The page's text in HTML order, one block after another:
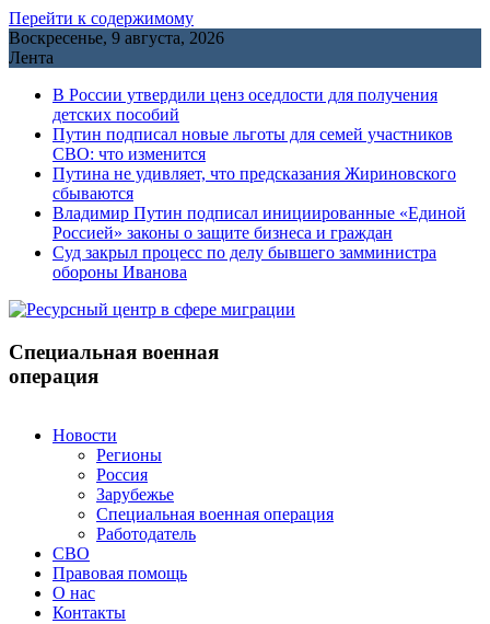
Перейти к содержимому
Воскресенье, 9 августа, 2026
Лента
В России утвердили ценз оседлости для получения
детских пособий
Путин подписал новые льготы для семей участников
СВО: что изменится
Путина не удивляет, что предсказания Жириновского
сбываются
Владимир Путин подписал инициированные «Единой
Россией» законы о защите бизнеса и граждан
Cуд закрыл процесс по делу бывшего замминистра
обороны Иванова
Специальная военная
операция
Новости
Регионы
Россия
Зарубежье
Специальная военная операция
Работодатель
СВО
Правовая помощь
О нас
Контакты